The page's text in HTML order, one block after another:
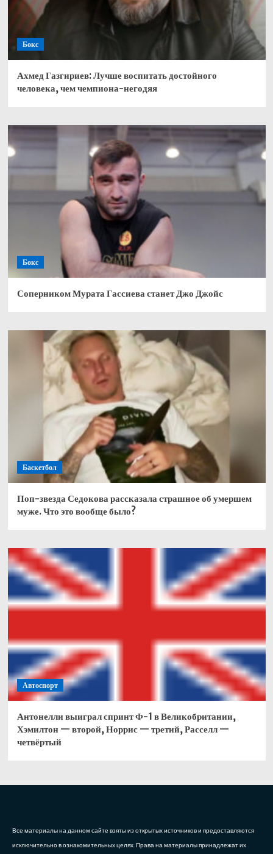
Бокс
Ахмед Газгириев: Лучше воспитать достойного
человека, чем чемпиона-негодяя
Бокс
Соперником Мурата Гассиева станет Джо Джойс
Баскетбол
Поп-звезда Седокова рассказала страшное об умершем
муже. Что это вообще было?
Автоспорт
Антонелли выиграл спринт Ф-1 в Великобритании,
Хэмилтон — второй, Норрис — третий, Расселл —
четвёртый
Все материалы на данном сайте взяты из открытых источников и предоставляются
исключительно в ознакомительных целях. Права на материалы принадлежат их